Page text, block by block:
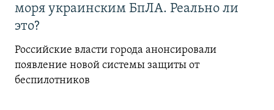
моря украинским БпЛА. Реально ли
это?
Российские власти города анонсировали
появление новой системы защиты от
беспилотников